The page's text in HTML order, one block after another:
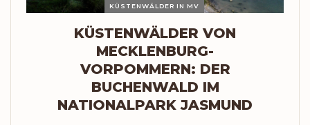
KÜSTENWÄLDER IN MV
KÜSTENWÄLDER VON
MECKLENBURG-
VORPOMMERN: DER
BUCHENWALD IM
NATIONALPARK JASMUND